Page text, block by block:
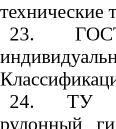
технические
23.
24. ТУ
рулонный